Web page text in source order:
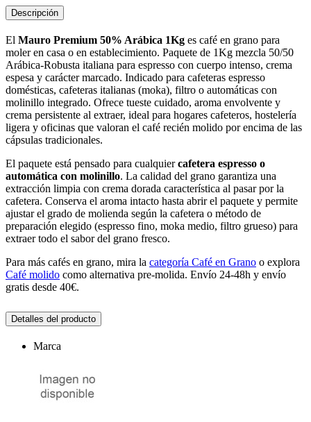
Descripción
El Mauro Premium 50% Arábica 1Kg es café en grano para
moler en casa o en establecimiento. Paquete de 1Kg mezcla 50/50
Arábica-Robusta italiana para espresso con cuerpo intenso, crema
espesa y carácter marcado. Indicado para cafeteras espresso
domésticas, cafeteras italianas (moka), filtro o automáticas con
molinillo integrado. Ofrece tueste cuidado, aroma envolvente y
crema persistente al extraer, ideal para hogares cafeteros, hostelería
ligera y oficinas que valoran el café recién molido por encima de las
cápsulas tradicionales.
El paquete está pensado para cualquiercafetera espresso o
automática con molinillo. La calidad del grano garantiza una
extracción limpia con crema dorada característica al pasar por la
cafetera. Conserva el aroma intacto hasta abrir el paquete y permite
ajustar el grado de molienda según la cafetera o método de
preparación elegido (espresso fino, moka medio, filtro grueso) para
extraer todo el sabor del grano fresco.
Para más cafés en grano, mira la categoría Café en Grano o explora
Café molido como alternativa pre-molida. Envío 24-48h y envío
gratis desde 40€.
Detalles del producto
Marca